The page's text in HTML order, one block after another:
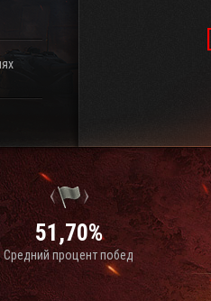
51,70%
Средний процент побед